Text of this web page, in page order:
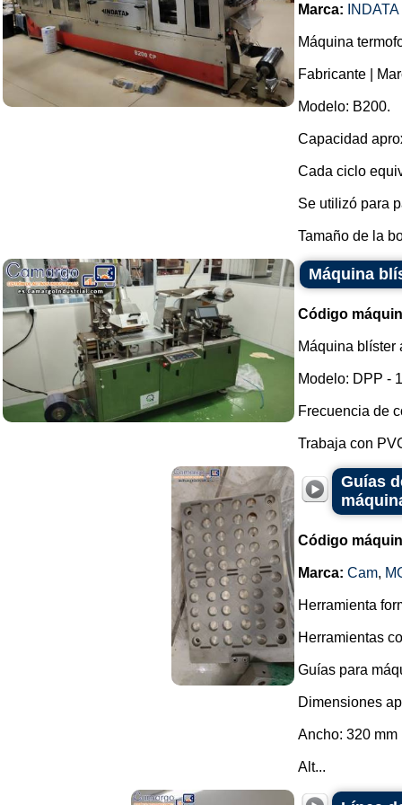
Marca: INDATA
Máquina
Fabricante |
Modelo: B200.
Capacidad
Cada ciclo
Se utilizó para
Tamaño de la
Máquina
Código
Máquina blíster
Modelo: DPP -
Frecuencia de
Trabaja con
Guías
Código
Marca: Cam,
Herramienta
Herramientas
Guías para
Dimensiones
Ancho: 320 mm
Alt...